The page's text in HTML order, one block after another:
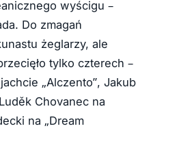
wyścigu –
Do zmagań
żeglarzy, ale
tylko czterech –
„Alczento”, Jakub
Chovanec na
na „Dream